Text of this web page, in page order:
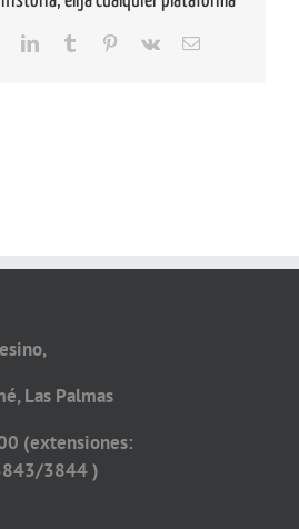
LinkedInTumblr Pinterest
Vk
Correo
Las Palmas
(extensiones:
3844 )